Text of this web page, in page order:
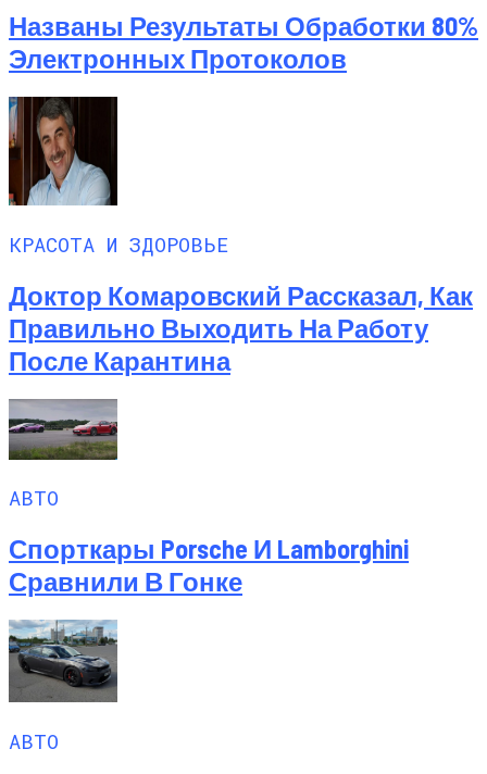
Названы Результаты Обработки 80%
Электронных Протоколов
КРАСОТА И ЗДОРОВЬЕ
Доктор Комаровский Рассказал, Как
Правильно Выходить На Работу
После Карантина
АВТО
Спорткары Porsche И Lamborghini
Сравнили В Гонке
АВТО